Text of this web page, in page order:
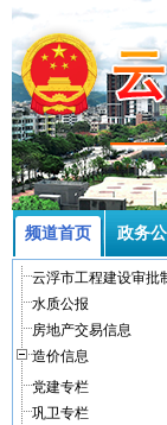
——
——
频道首页 政务
云浮市工程建设审批
水质公报
房地产交易信息
造价信息
党建专栏
巩卫专栏